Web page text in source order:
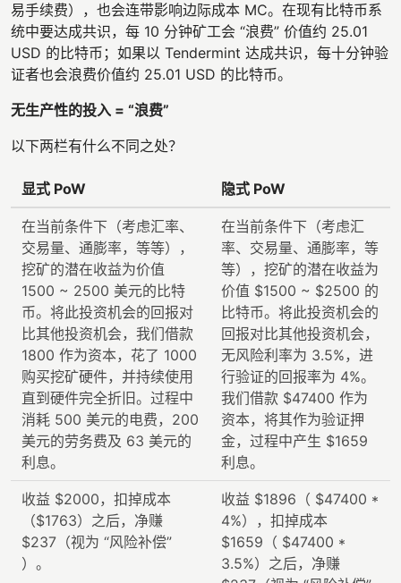
易手续费），也会连带影响边际成本 MC。在现有比特币系
统中要达成共识，每 10 分钟矿工会 “浪费” 价值约 25.01
USD 的比特币；如果以 Tendermint 达成共识，每十分钟验
证者也会浪费价值约 25.01 USD 的比特币。
无生产性的投入 = “浪费”
以下两栏有什么不同之处？
显式 PoW 隐式 PoW
在当前条件下（考虑汇率、
交易量、通膨率，等等），
挖矿的潜在收益为价值
1500 ~ 2500 美元的比特
币。将此投资机会的回报对
比其他投资机会，我们借款
1800 作为资本，花了 1000
购买挖矿硬件，并持续使用
直到硬件完全折旧。过程中
消耗 500 美元的电费，200
美元的劳务费及 63 美元的
利息。
在当前条件下（考虑汇
率、交易量、通膨率，等
等），挖矿的潜在收益为
价值 $1500 ~ $2500 的
比特币。将此投资机会的
回报对比其他投资机会，
无风险利率为 3.5%，进
行验证的回报率为 4%。
我们借款 $47400 作为
资本，将其作为验证押
金，过程中产生 $1659
利息。
收益 $2000，扣掉成本
（$1763）之后，净赚
$237（视为 “风险补偿”
）。
收益 $1896（ $47400 *
4%），扣掉成本
$1659（ $47400 *
3.5%）之后，净赚